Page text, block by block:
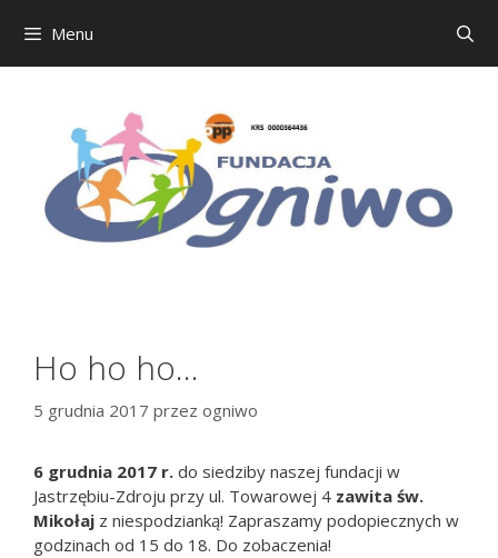
Menu
Ho ho ho…
5 grudnia 2017 przez ogniwo
6 grudnia 2017 r. do siedziby naszej fundacji w
Jastrzębiu-Zdroju przy ul. Towarowej 4 zawita św.
Mikołaj z niespodzianką! Zapraszamy podopiecznych w
godzinach od 15 do 18. Do zobaczenia!